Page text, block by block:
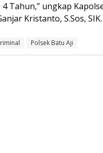
Tahun,” ungkap
Kristanto, S.Sos,
Polsek Batu Aji